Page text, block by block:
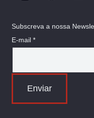
Subscreva a nossa
E-mail *